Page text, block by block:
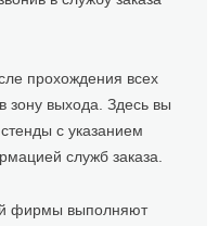
прохождения всех
зону выхода. Здесь вы
с указанием
служб заказа.
фирмы выполняют